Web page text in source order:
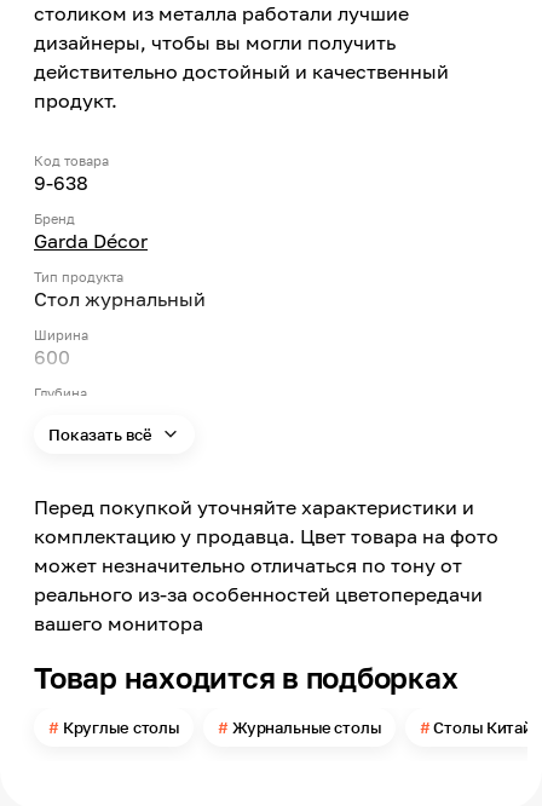
столиком из металла работали лучшие
дизайнеры, чтобы вы могли получить
действительно достойный и качественный
продукт.
Код товара
9-638
Бренд
Garda Décor
Тип продукта
Стол журнальный
Ширина
600
Глубина
Форма
Круг
Материал
МДФ
Материал каркаса
Цвет ножек
Цвет столешницы
Показать всё
Перед покупкой уточняйте характеристики и
комплектацию у продавца. Цвет товара на фото
может незначительно отличаться по тону от
реального из-за особенностей цветопередачи
вашего монитора
Товар находится в подборках
Круглые столы Журнальные столы Столы Китай